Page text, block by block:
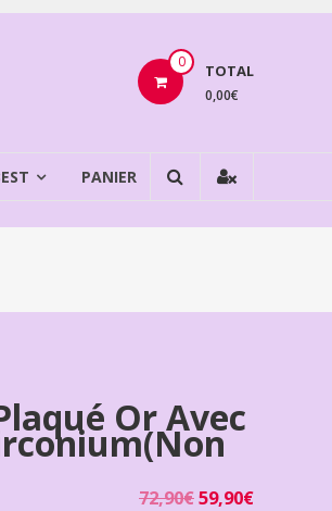
0 TOTAL
0,00€
PANIER
Or Avec
72,90€59,90€